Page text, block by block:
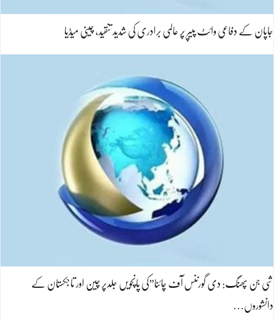
جاپان کے دفاعی وائٹ پیپر پر عالمی برادری کی شدید تنقید، چینی میڈیا
شی جن پھنگ: دی گورننس آف چائنا”کی پانچویں جلدپر چین اور تاجکستان کے
دانشوروں…